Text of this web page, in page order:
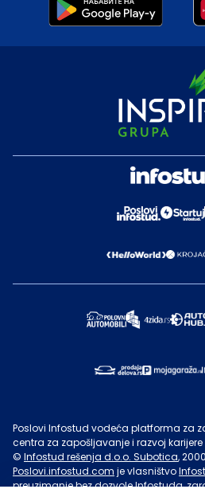
Poslovi Infostud vodeća platforma za
centra za zapošljavanje i razvoj
© Infostud rešenja d.o.o. Subotica,
Poslovi.infostud.com je vlasništvo
preuzimanje bez dozvoleInfostuda,